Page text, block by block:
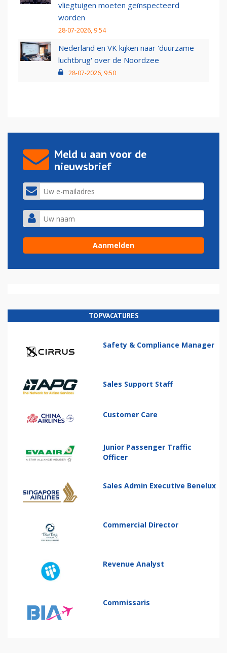
vliegtuigen moeten geïnspecteerd
worden
28-07-2026, 9:54
Nederland en VK kijken naar 'duurzame
luchtbrug' over de Noordzee
28-07-2026, 9:50
Meld u aan voor de
nieuwsbrief
TOPVACATURES
Safety & Compliance Manager
Sales Support Staff
Customer Care
Junior Passenger Traffic
Officer
Sales Admin Executive Benelux
Commercial Director
Revenue Analyst
Commissaris